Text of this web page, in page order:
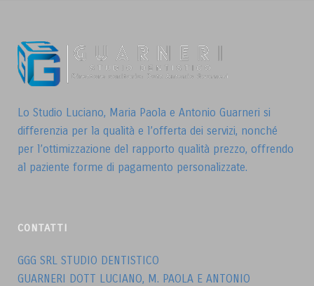
Lo Studio Luciano, Maria Paola e Antonio Guarneri si
differenzia per la qualità e l’offerta dei servizi, nonché
per l’ottimizzazione del rapporto qualità prezzo, offrendo
al paziente forme di pagamento personalizzate.
CONTATTI
GGG SRL STUDIO DENTISTICO
GUARNERI DOTT LUCIANO, M. PAOLA E ANTONIO